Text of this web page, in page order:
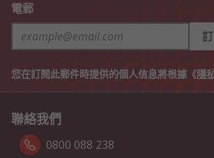
電郵
您在訂閱此郵件時提供的個人信息將根據《隱
聯絡我們
0800 088 238